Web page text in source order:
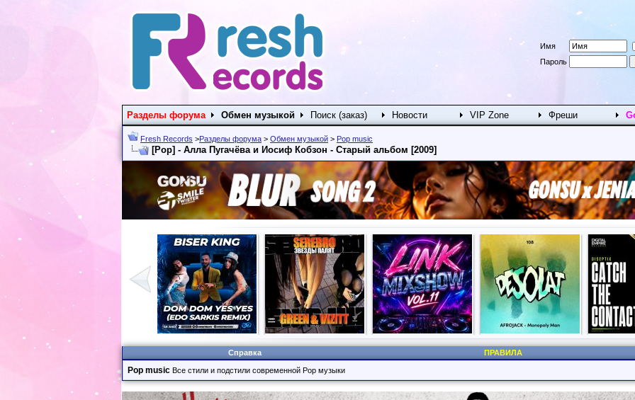
Имя
Пароль
Разделы форума Обмен музыкой Поиск (заказ) Новости VIP Zone Фреши
Fresh Records >Разделы форума > Обмен музыкой > Pop music
[Pop] - Алла Пугачёва и Иосиф Кобзон - Старый альбом [2009]
Справка ПРАВИЛА
Pop music Все стили и подстили современной Pop музыки